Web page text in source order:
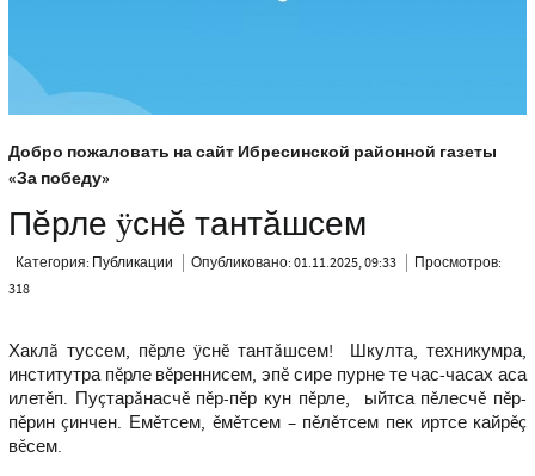
Добро пожаловать на сайт Ибресинской районной газеты
«За победу»
Пĕрле ÿснĕ тантăшсем
Категория: Публикации Опубликовано: 01.11.2025, 09:33
Просмотров:
318
Хаклă туссем, пĕрле ÿснĕ тантăшсем! Шкулта, техникумра,
институтра пĕрле вĕреннисем, эпĕ сире пурне те час-часах аса
илетĕп. Пуçтарăнасчĕ пĕр-пĕр кун пĕрле, ыйтса пĕлесчĕ пĕр-
пĕрин çинчен. Емĕтсем, ĕмĕтсем – пĕлĕтсем пек иртсе кайрĕç
вĕсем.